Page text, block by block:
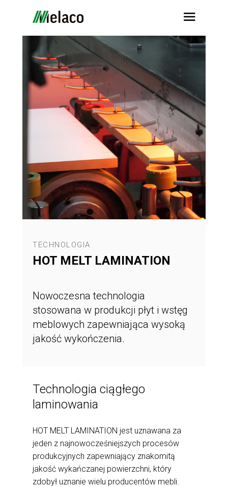
TECHNOLOGIA
HOT MELT LAMINATION
Nowoczesna technologia
stosowana w produkcji płyt i wstęg
meblowych zapewniająca wysoką
jakość wykończenia.
Technologia ciągłego
laminowania
HOT MELT LAMINATION jest uznawana za
jeden z najnowocześniejszych procesów
produkcyjnych zapewniający znakomitą
jakość wykańczanej powierzchni, który
zdobył uznanie wielu producentów mebli.